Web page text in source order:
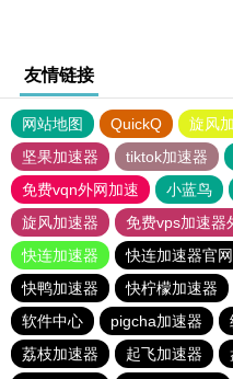
友情链接
网站地图 QuickQ 旋风
坚果加速器
tiktok加速器
免费vqn外网加速
小蓝鸟
旋风加速器
免费vps加速器
快连加速器
快连加速器官
快鸭加速器
快柠檬加速器
软件中心
pigcha加速器
荔枝加速器
起飞加速器